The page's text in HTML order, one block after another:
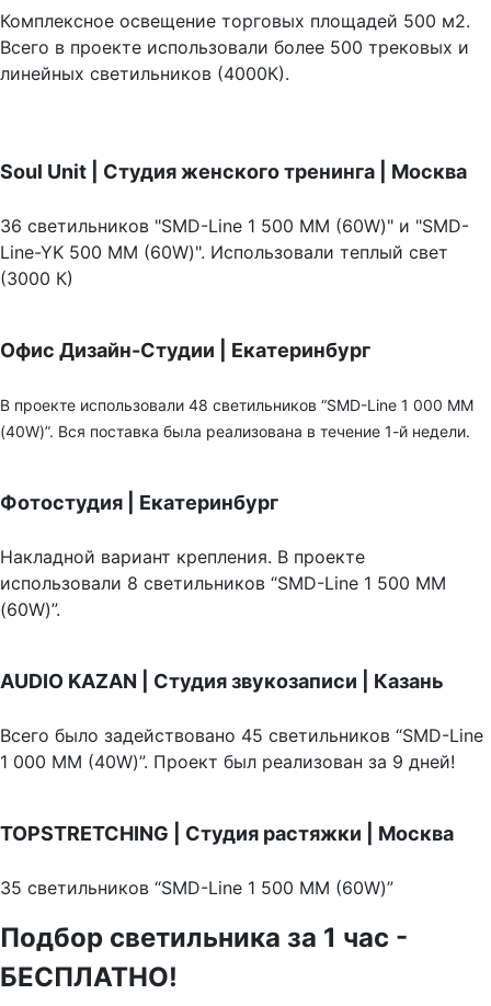
Комплексное освещение торговых площадей 500 м2.
Всего в проекте использовали более 500 трековых и
линейных светильников (4000К).
Soul Unit Студия женского тренинга | Москва
36 светильников "SMD-Line 1 500 ММ (60W)" и "SMD-
Line-YK 500 ММ (60W)". Использовали теплый свет
(3000 К)
Офис Дизайн-Студии | Екатеринбург
В проекте использовали 48 светильников “SMD-Line 1 000 ММ
(40W)”. Вся поставка была реализована в течение 1-й недели.
Фотостудия | Екатеринбург
Накладной вариант крепления. В проекте
использовали 8 светильников “SMD-Line 1 500 ММ
(60W)”.
AUDIO KAZAN | Студия звукозаписи | Казань
Всего было задействовано 45 светильников “SMD-Line
1 000 ММ (40W)”. Проект был реализован за 9 дней!
TOPSTRETCHING | Студия растяжки | Москва
35 светильников “SMD-Line 1 500 ММ (60W)”
Подбор светильника за 1 час -
БЕСПЛАТНО!